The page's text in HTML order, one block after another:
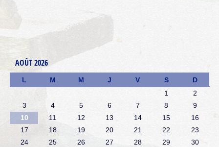
AOÛT 2026
L M M J V S
D
1
2
3
4 5 6 7 8
9
10
11 12 13 14 15
16
17
18 19 20 21 22
23
24
25 26 27 28 29
30